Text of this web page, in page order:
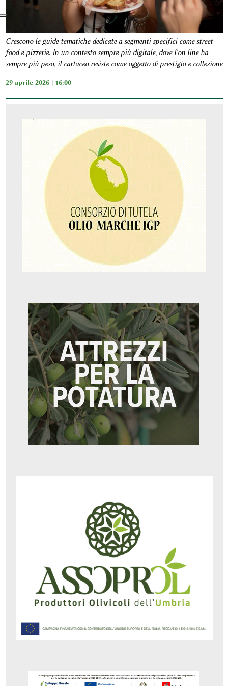
Crescono le guide tematiche dedicate a segmenti specifici come street
food e pizzerie. In un contesto sempre più digitale, dove l'on line ha
sempre più peso, il cartaceo resiste come oggetto di prestigio e collezione
29 aprile 2026 | 16:00